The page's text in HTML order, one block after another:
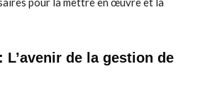
L’avenir de la gestion de